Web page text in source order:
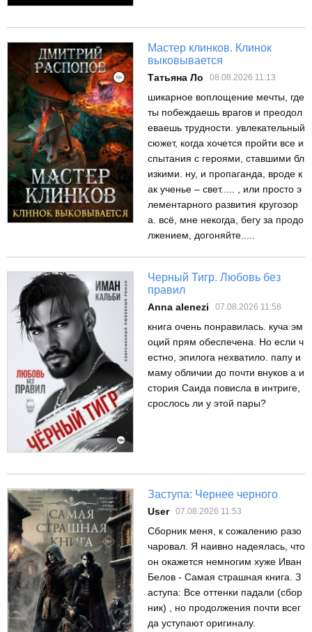
Мастер клинков. Клинок
выковывается
Татьяна Ло 08.08.2026 11:13
шикарное воплощение мечты, где
ты побеждаешь врагов и преодол
еваешь трудности. увлекательный
сюжет, когда хочется пройти все и
спытания с героями, ставшими бл
изкими. ну, и пропаганда, вроде к
ак ученье – свет..... , или просто э
лементарного развития кругозор
а. всё, мне некогда, бегу за продо
лжением, догоняйте.....
Черный Тигр. Любовь без
правил
Anna alenezi 07.08.2026 11:58
книга очень понравилась. куча эм
оций прям обеспечена. Но если ч
естно, эпилога нехватило. папу и
маму обличии до почти внуков а и
стория Саида повисла в интриге,
срослось ли у этой пары?
Заступа: Чернее черного
User 07.08.2026 11:53
Сборник меня, к сожалению разо
чаровал. Я наивно надеялась, что
он окажется немногим хуже Иван
Белов - Самая страшная книга. З
аступа: Все оттенки падали (сбор
ник) , но продолжения почти всег
да уступают оригиналу.